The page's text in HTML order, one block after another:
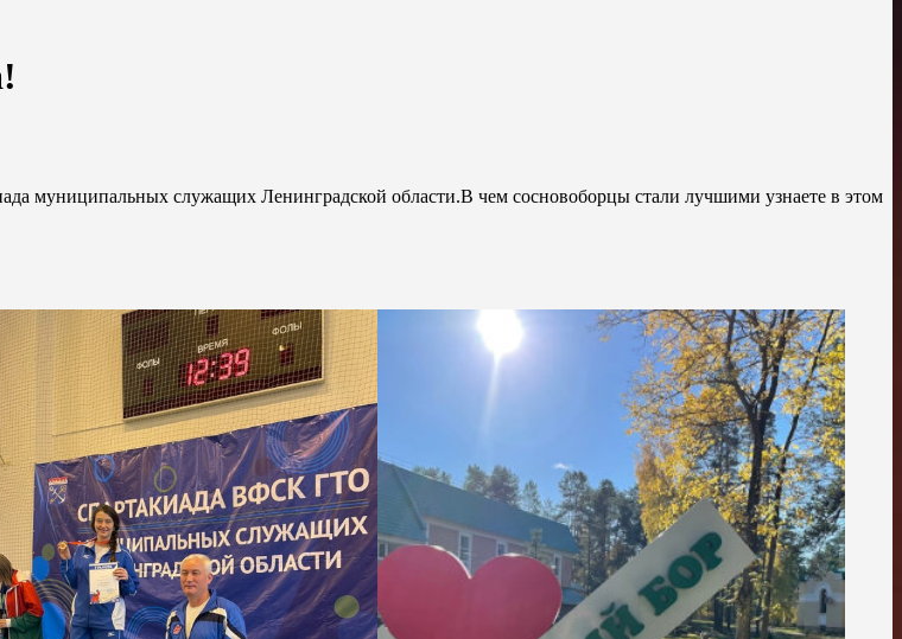
муниципальных служащих Ленинградской области.В чем сосновоборцы стали лучшими узнаете в этом